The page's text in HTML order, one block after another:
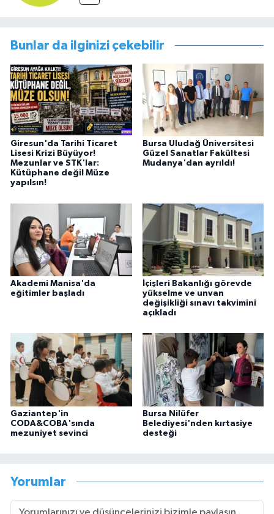
Bunlar da ilginizi çekebilir
Giresun'da Tarihi Ticaret
Lisesi Krizi Büyüyor!
Mezunlar ve STK'lar:
Kütüphane değil Müze
yapılsın!
Bursa Uludağ Üniversitesi
Güzel Sanatlar Fakültesi
Mudanya'dan ayrıldı!
Akademi Manisa'da
eğitimler başladı
İçişleri Bakanlığı görevde
yükselme ve unvan
değişikliği sınavı takvimini
açıkladı
Gaziantep'in
CODA&COBA'sında
mezuniyet sevinci
Bursa Nilüfer
Belediyesi'nden kırtasiye
desteği
Yorumlar